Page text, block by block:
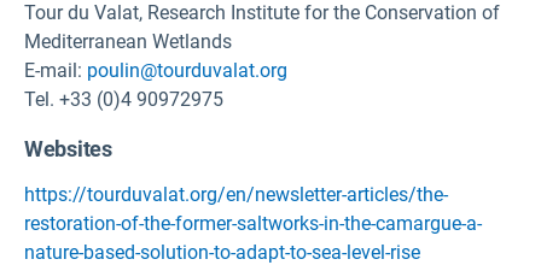
Tour du Valat, Research Institute for the Conservation of
Mediterranean Wetlands
E-mail: poulin@tourduvalat.org
Tel. +33 (0)4 90972975
Websites
https://tourduvalat.org/en/newsletter-articles/the-
restoration-of-the-former-saltworks-in-the-camargue-a-
nature-based-solution-to-adapt-to-sea-level-rise